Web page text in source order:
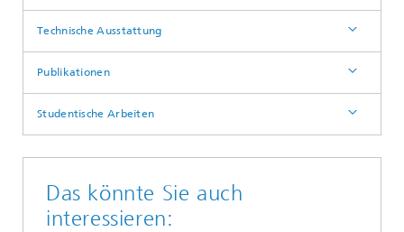
Technische Ausstattung
Publikationen
Studentische Arbeiten
Das könnte Sie auch
interessieren: